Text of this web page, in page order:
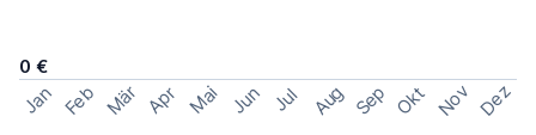
0 €
Jan Feb Mär Apr Mai Jun Jul Aug Sep Okt Nov Dez